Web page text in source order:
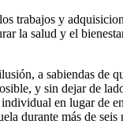
y
la salud y el
a sabiendas
y sin dejar de
en lugar
durante más de seis